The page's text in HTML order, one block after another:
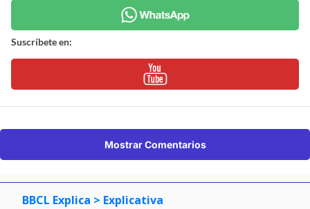
Suscríbete en:
Mostrar Comentarios
BBCL Explica > Explicativa